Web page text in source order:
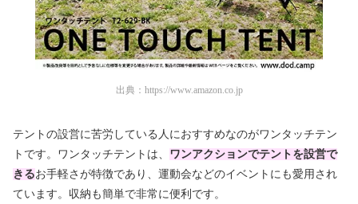
出典： https://www.amazon.co.jp
テントの設営に苦労している人におすすめなのがワンタッチテン
トです。ワンタッチテントは、
ワンアクションでテントを設営で
きるお手軽さが特徴であり、運動会などのイベントにも愛用され
ています。収納も簡単で非常に便利です。